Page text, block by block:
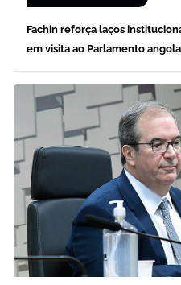
Fachin reforça laços
em visita ao Parlamento